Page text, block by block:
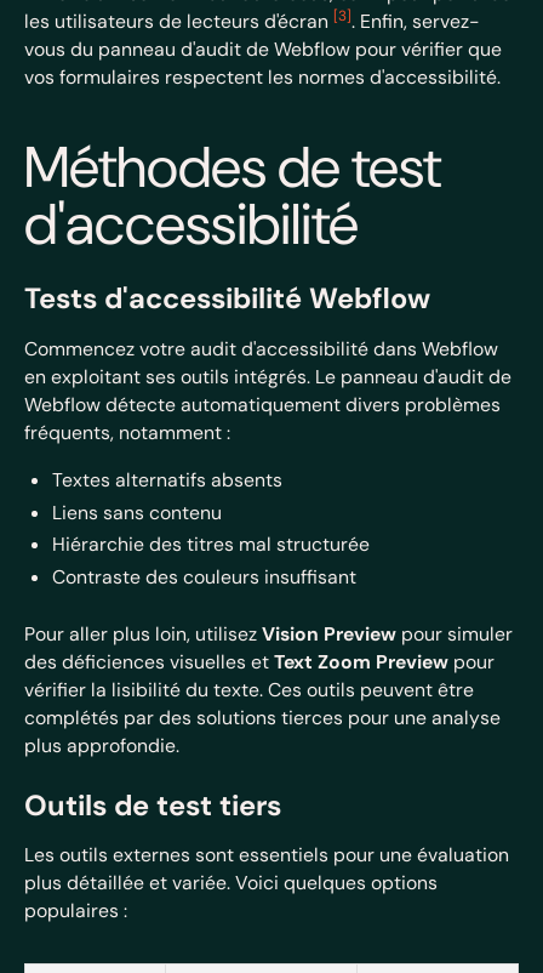
les utilisateurs de lecteurs d'écran [3]. Enfin, servez-
vous du panneau d'audit de Webflow pour vérifier que
vos formulaires respectent les normes d'accessibilité.
Méthodes de test
d'accessibilité
Tests d'accessibilité Webflow
Commencez votre audit d'accessibilité dans Webflow
en exploitant ses outils intégrés. Le panneau d'audit de
Webflow détecte automatiquement divers problèmes
fréquents, notamment :
Textes alternatifs absents
Liens sans contenu
Hiérarchie des titres mal structurée
Contraste des couleurs insuffisant
Pour aller plus loin, utilisezVision Previewpour simuler
des déficiences visuelles etText Zoom Previewpour
vérifier la lisibilité du texte. Ces outils peuvent être
complétés par des solutions tierces pour une analyse
plus approfondie.
Outils de test tiers
Les outils externes sont essentiels pour une évaluation
plus détaillée et variée. Voici quelques options
populaires :